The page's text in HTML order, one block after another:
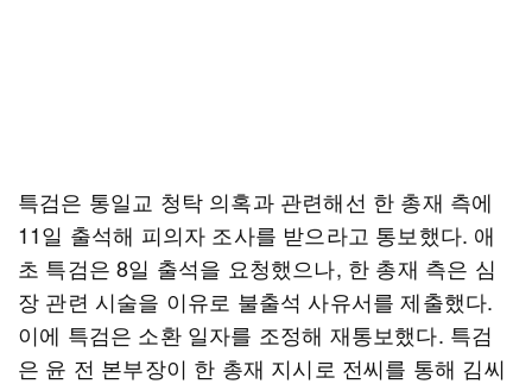
특검은 통일교 청탁 의혹과 관련해선 한 총재 측에
11일 출석해 피의자 조사를 받으라고 통보했다. 애
초 특검은 8일 출석을 요청했으나, 한 총재 측은 심
장 관련 시술을 이유로 불출석 사유서를 제출했다.
이에 특검은 소환 일자를 조정해 재통보했다. 특검
은 윤 전 본부장이 한 총재 지시로 전씨를 통해 김씨